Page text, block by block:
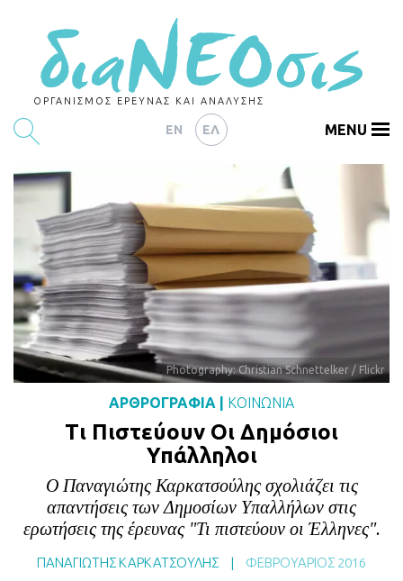
ΟΡΓΑΝΙΣΜΟΣ ΕΡΕΥΝΑΣ ΚΑΙ ΑΝΑΛΥΣΗΣ
EN ΕΛ
ΕΡΕΥΝΕΣ
ΑΡΘΡΟΓΡΑΦΙΑ
ΕΚΔΗΛΩΣΕΙΣ
DATA
ΔΕΙΚΤΕΣ
CHARTS
BLOG
ΕΠΙΚΟΙΝΩΝΙΑ
ΕΚΔΟΣΕΙΣ
MENU
Photography: Christian Schnettelker / Flickr
ΑΡΘΡΟΓΡΑΦΙΑ ΚΟΙΝΩΝΙΑ
Τι Πιστεύουν Οι Δημόσιοι
Υπάλληλοι
Ο Παναγιώτης Καρκατσούλης σχολιάζει τις
απαντήσεις των Δημοσίων Υπαλλήλων στις
ερωτήσεις της έρευνας "Τι πιστεύουν οι Έλληνες".
ΠΑΝΑΓΙΩΤΗΣ ΚΑΡΚΑΤΣΟΥΛΗΣ | ΦΕΒΡΟΥΆΡΙΟΣ 2016